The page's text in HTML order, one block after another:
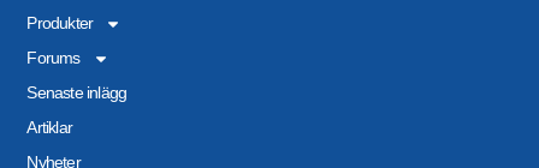
Produkter
Forums
Senaste inlägg
Artiklar
Nyheter